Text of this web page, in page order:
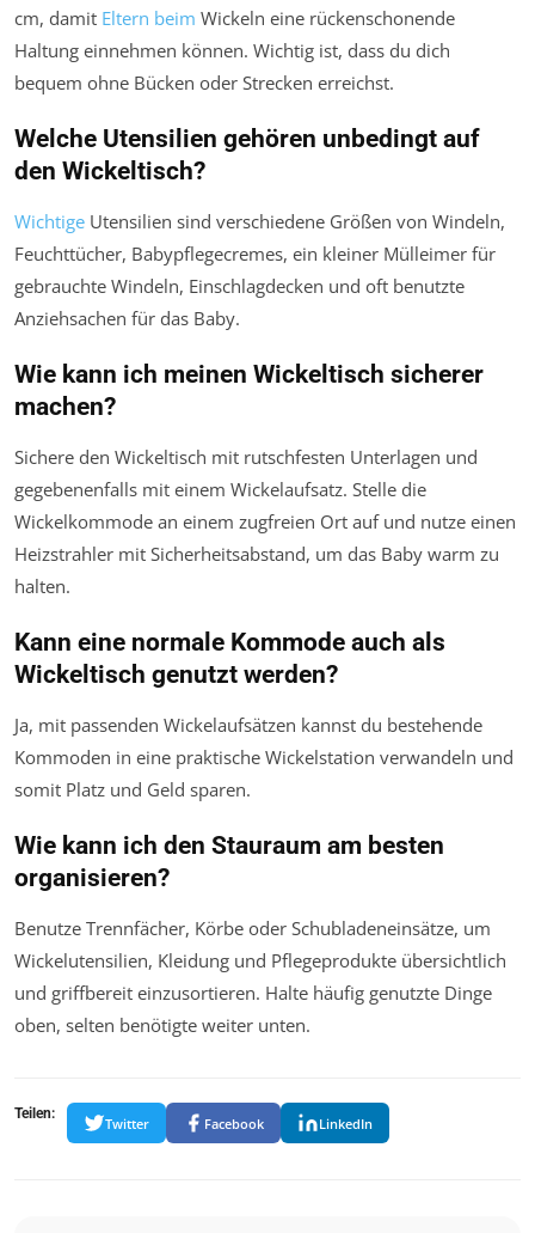
cm, damit Eltern beim Wickeln eine rückenschonende
Haltung einnehmen können. Wichtig ist, dass du dich
bequem ohne Bücken oder Strecken erreichst.
Welche Utensilien gehören unbedingt auf
den Wickeltisch?
Wichtige Utensilien sind verschiedene Größen von Windeln,
Feuchttücher, Babypflegecremes, ein kleiner Mülleimer für
gebrauchte Windeln, Einschlagdecken und oft benutzte
Anziehsachen für das Baby.
Wie kann ich meinen Wickeltisch sicherer
machen?
Sichere den Wickeltisch mit rutschfesten Unterlagen und
gegebenenfalls mit einem Wickelaufsatz. Stelle die
Wickelkommode an einem zugfreien Ort auf und nutze einen
Heizstrahler mit Sicherheitsabstand, um das Baby warm zu
halten.
Kann eine normale Kommode auch als
Wickeltisch genutzt werden?
Ja, mit passenden Wickelaufsätzen kannst du bestehende
Kommoden in eine praktische Wickelstation verwandeln und
somit Platz und Geld sparen.
Wie kann ich den Stauraum am besten
organisieren?
Benutze Trennfächer, Körbe oder Schubladeneinsätze, um
Wickelutensilien, Kleidung und Pflegeprodukte übersichtlich
und griffbereit einzusortieren. Halte häufig genutzte Dinge
oben, selten benötigte weiter unten.
Teilen:
Twitter Facebook LinkedIn